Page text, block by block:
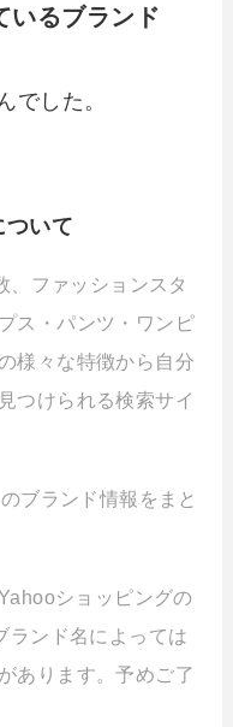
るブランド
でした。
いて
、ファッションスタ
ス・パンツ・ワンピ
様々な特徴から自分
つけられる検索サイ
ブランド情報をまと
ショッピングの
ランド名によっては
あります。予めご了